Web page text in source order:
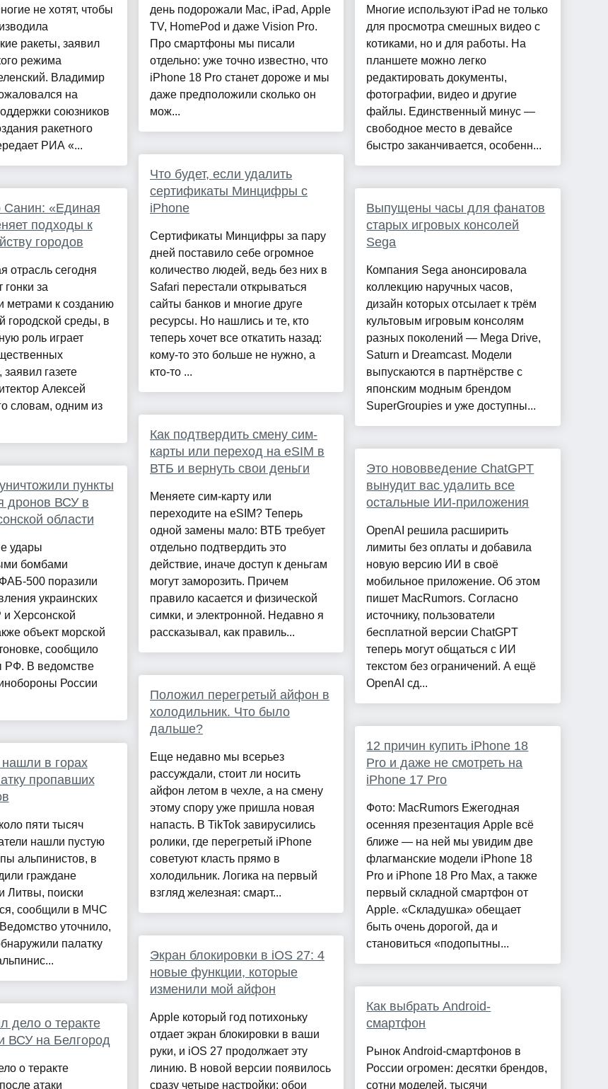
не хотят, чтобы
ракеты, заявил
режима
Владимир
на
союзников
ракетного
РИА «...
Санин: «Единая
подходы к
городов
отрасль сегодня
гонки за
метрами к созданию
городской среды, в
роль играет
заявил газете
Алексей
словам, одним из
пункты
дронов ВСУ в
области
удары
бомбами
500 поразили
украинских
Херсонской
объект морской
сообщило
РФ. В ведомстве
России
в горах
пропавших
пяти тысяч
нашли пустую
альпинистов, в
граждане
Литвы, поиски
сообщили в МЧС
уточнило,
палатку
дело о теракте
ВСУ на Белгород
о теракте
атаки
день подорожали Mac, iPad, Apple
TV, HomePod и даже Vision Pro.
Про смартфоны мы писали
отдельно: уже точно известно, что
iPhone 18 Pro станет дороже и мы
даже предположили сколько он
мож...
Что будет, если удалить
сертификаты Минцифры с
iPhone
Сертификаты Минцифры за пару
дней поставило себе огромное
количество людей, ведь без них в
Safari перестали открываться
сайты банков и многие друге
ресурсы. Но нашлись и те, кто
теперь хочет все откатить назад:
кому-то это больше не нужно, а
кто-то ...
Как подтвердить смену сим-
карты или переход на eSIM в
ВТБ и вернуть свои деньги
Меняете сим-карту или
переходите на eSIM? Теперь
одной замены мало: ВТБ требует
отдельно подтвердить это
действие, иначе доступ к деньгам
могут заморозить. Причем
правило касается и физической
симки, и электронной. Недавно я
рассказывал, как правиль...
Положил перегретый айфон в
холодильник. Что было
дальше?
Еще недавно мы всерьез
рассуждали, стоит ли носить
айфон летом в чехле, а на смену
этому спору уже пришла новая
напасть. В TikTok завирусились
ролики, где перегретый iPhone
советуют класть прямо в
холодильник. Логика на первый
взгляд железная: смарт...
Экран блокировки в iOS 27: 4
новые функции, которые
изменили мой айфон
Apple который год потихоньку
отдает экран блокировки в ваши
руки, и iOS 27 продолжает эту
линию. В новой версии появилось
сразу четыре настройки: обои
Многие используют iPad не только
для просмотра смешных видео с
котиками, но и для работы. На
планшете можно легко
редактировать документы,
фотографии, видео и другие
файлы. Единственный минус —
свободное место в девайсе
быстро заканчивается, особенн...
Выпущены часы для фанатов
старых игровых консолей
Sega
Компания Sega анонсировала
коллекцию наручных часов,
дизайн которых отсылает к трём
культовым игровым консолям
разных поколений — Mega Drive,
Saturn и Dreamcast. Модели
выпускаются в партнёрстве с
японским модным брендом
SuperGroupies и уже доступны...
Это нововведение ChatGPT
вынудит вас удалить все
остальные ИИ-приложения
OpenAI решила расширить
лимиты без оплаты и добавила
новую версию ИИ в своё
мобильное приложение. Об этом
пишет MacRumors. Согласно
источнику, пользователи
бесплатной версии ChatGPT
теперь могут общаться с ИИ
текстом без ограничений. А ещё
OpenAI сд...
12 причин купить iPhone 18
Pro и даже не смотреть на
iPhone 17 Pro
Фото: MacRumors Ежегодная
осенняя презентация Apple всё
ближе — на ней мы увидим две
флагманские модели iPhone 18
Pro и iPhone 18 Pro Max, а также
первый складной смартфон от
Apple. «Складушка» обещает
быть очень дорогой, да и
становиться «подопытны...
Как выбрать Android-
смартфон
Рынок Android-смартфонов в
России огромен: десятки брендов,
сотни моделей, тысячи